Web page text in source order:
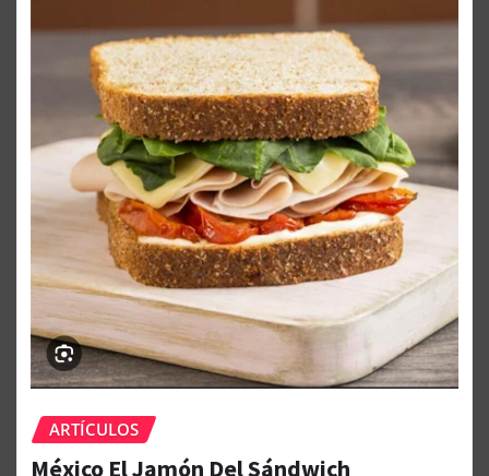
ARTÍCULOS
México El Jamón Del Sándwich